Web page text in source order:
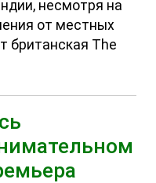
несмотря на
от местных
британская The